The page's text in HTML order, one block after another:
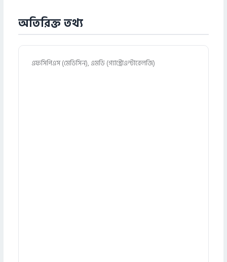
অতিরিক্ত তথ্য
এফসিপিএস (মেডিসিন), এমডি (গ্যাস্ট্রোএন্টারেলজি)